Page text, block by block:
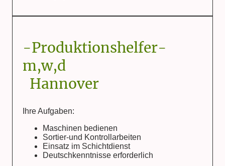
-Produktionshelfer-
m,w,d
Hannover
Ihre Aufgaben:
Maschinen bedienen
Sortier-und Kontrollarbeiten
Einsatz im Schichtdienst
Deutschkenntnisse erforderlich